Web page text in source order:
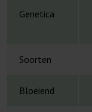
Genetica
Soorten
Bloeiend